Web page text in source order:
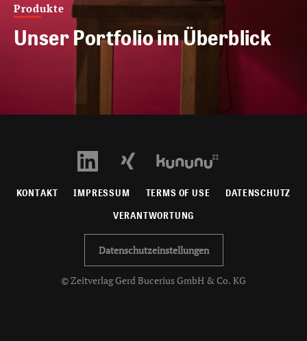
Produkte
Unser Portfolio im Überblick
KONTAKT IMPRESSUM TERMS OF USE DATENSCHUTZ
VERANTWORTUNG
Datenschutzeinstellungen
© Zeitverlag Gerd Bucerius GmbH & Co. KG